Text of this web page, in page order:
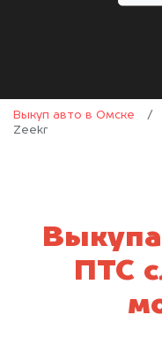
Выкуп авто в Омске /
Zeekr
ПТС